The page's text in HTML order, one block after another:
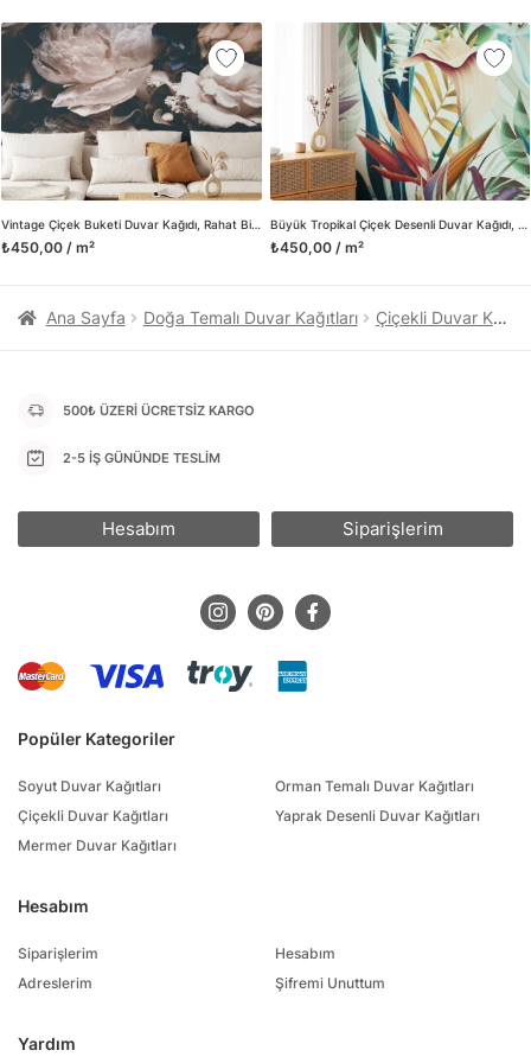
Vintage Çiçek Buketi Duvar Kağıdı, Rahat Bir Kır Evi Görünümü için Nostaljik Duvar Posteri
₺450,00 / m²
Büyük Tropikal Çiçek Desenli Duvar Kağıdı, Dinlendirici Bir Oda için Özel Ölçü Duvar Posteri
₺450,00 / m²
üretimini ve satışını yapmaktadır. Duvar tasarımının önemini
biliyor ve evin en kritik dekorasyon alanı olduğunu kabul
ediyoruz. Bu nedenle ürün yelpazemizi sürekli genişletiyor ve
trendlere ayak uydurmanın yanı sıra yeni trendlerin oluşumunda
da öncü rol üstleniyoruz.
Herhangi bir soru ya da sorununuz olursa bizimle iletişime
geçebilirsiniz.
Ana Sayfa Doğa Temalı Duvar Kağıtları Çiçekli Duvar Kağıtları
Popüler Kategoriler
Soyut Duvar Kağıtları
Çiçekli Duvar Kağıtları
Mermer Duvar Kağıtları
Orman Temalı Duvar Kağıtları
Yaprak Desenli Duvar Kağıtları
Hesabım
Siparişlerim
Adreslerim
Hesabım
Şifremi Unuttum
Yardım
500₺ ÜZERİ ÜCRETSİZ KARGO
2-5 İŞ GÜNÜNDE TESLİM
Hesabım Siparişlerim